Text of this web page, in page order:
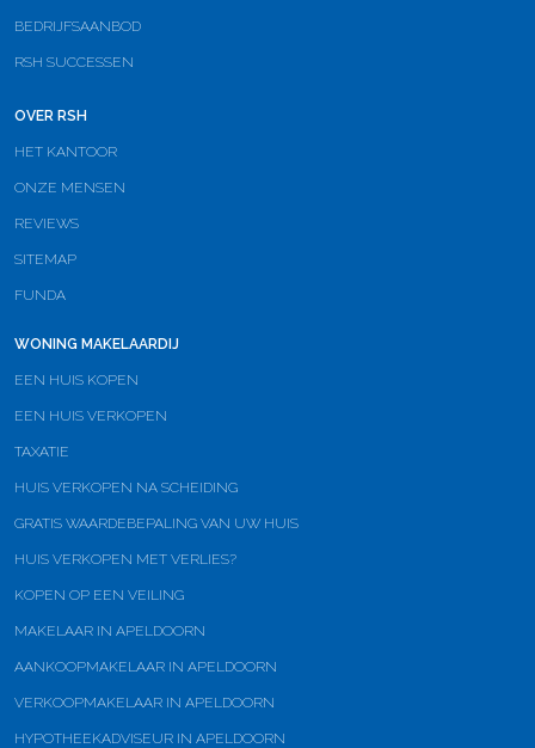
BEDRIJFSAANBOD
RSH SUCCESSEN
OVER RSH
HET KANTOOR
ONZE MENSEN
REVIEWS
SITEMAP
FUNDA
WONING MAKELAARDIJ
EEN HUIS KOPEN
EEN HUIS VERKOPEN
TAXATIE
HUIS VERKOPEN NA SCHEIDING
GRATIS WAARDEBEPALING VAN UW HUIS
HUIS VERKOPEN MET VERLIES?
KOPEN OP EEN VEILING
MAKELAAR IN APELDOORN
AANKOOPMAKELAAR IN APELDOORN
VERKOOPMAKELAAR IN APELDOORN
HYPOTHEEKADVISEUR IN APELDOORN